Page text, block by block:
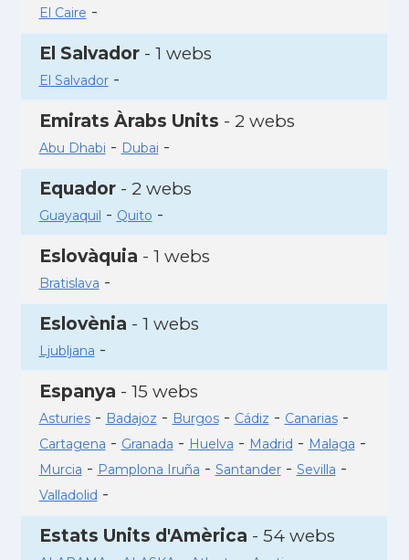
El Caire -
El Salvador- 1 webs
El Salvador-
Emirats Àrabs Units - 2 webs
Abu Dhabi - Dubai -
Equador- 2 webs
Guayaquil - Quito -
Eslovàquia - 1 webs
Bratislava -
Eslovènia - 1 webs
Ljubljana -
Espanya - 15 webs
Asturies- Badajoz - Burgos- Cádiz - Canarias-
Cartagena - Granada - Huelva - Madrid - Malaga -
Murcia - Pamplona Iruña - Santander- Sevilla -
Valladolid -
Estats Units d'Amèrica - 54 webs